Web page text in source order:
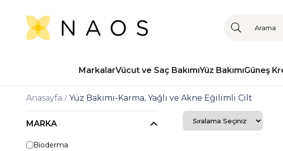
MarkalarVücut ve Saç BakımıYüz BakımıGüneş
Anasayfa Yüz Bakımı-Karma, Yağlı ve Akne Eğilimli Cilt
MARKA
Bioderma